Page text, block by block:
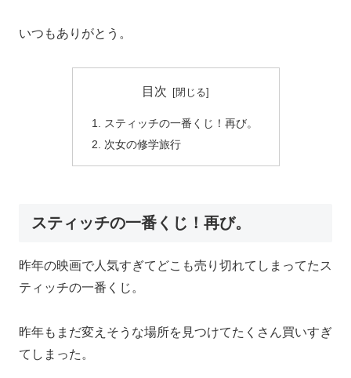
いつもありがとう。
目次
スティッチの一番くじ！再び。
次女の修学旅行
スティッチの一番くじ！再び。
昨年の映画で人気すぎてどこも売り切れてしまってたス
ティッチの一番くじ。
昨年もまだ変えそうな場所を見つけてたくさん買いすぎ
てしまった。